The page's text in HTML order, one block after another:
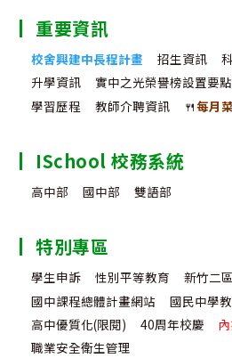
重要資訊
校舍興建中長程計畫 招生資訊
升學資訊
實中之光榮譽榜設置要點
學習歷程
教師介聘資訊 🍴每月
ISchool 校務系統
高中部 國中部 雙語部
特別專區
學生申訴 性別平等教育 新竹二
國中課程總體計畫網站
國民中學
高中優質化(限閱)
40周年校慶
職業安全衛生管理